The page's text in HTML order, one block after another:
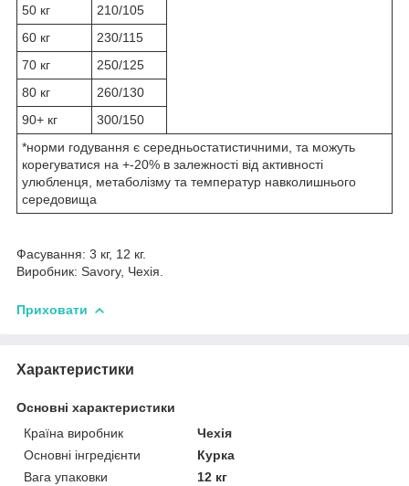
50 кг
210/105
60 кг
230/115
70 кг
250/125
80 кг
260/130
90+ кг
300/150
*норми годування є середньостатистичними, та можуть
корегуватися на +-20% в залежності від активності
улюбленця, метаболізму та температур навколишнього
середовища
Фасування: 3 кг, 12 кг.
Виробник: Savory, Чехія.
Приховати
Характеристики
Основні характеристики
Країна виробник
Чехія
Основні інгредієнти
Курка
Вага упаковки
12 кг